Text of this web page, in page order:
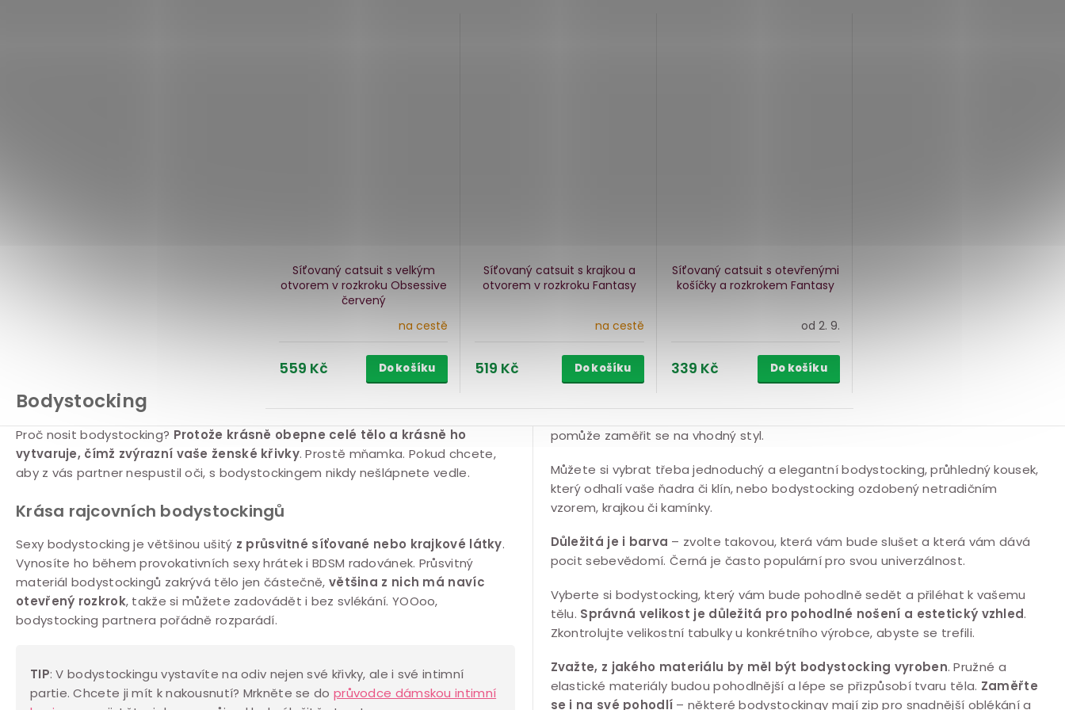
Síťovaný catsuit s velkým
otvorem v rozkroku Obsessive
červený
na cestě
559 Kč Do košíku
Síťovaný catsuit s krajkou a
otvorem v rozkroku Fantasy
na cestě
519 Kč Do košíku
Síťovaný catsuit s otevřenými
košíčky a rozkrokem Fantasy
od 2. 9.
339 Kč Do košíku
O
v
á
d
a
c
í
r
v
Bodystocking
Proč nosit bodystocking? Protože krásně obepne celé tělo a krásně ho
vytvaruje, čímž zvýrazní vaše ženské křivky. Prostě mňamka. Pokud chcete,
aby z vás partner nespustil oči, s bodystockingem nikdy nešlápnete vedle.
Krása rajcovních bodystockingů
Sexy bodystocking je většinou ušitý z průsvitné síťované nebo krajkové látky.
Vynosíte ho během provokativních sexy hrátek i BDSM radovánek. Průsvitný
materiál bodystockingů zakrývá tělo jen částečně, většina z nich má navíc
otevřený rozkrok, takže si můžete zadovádět i bez svlékání. YOOoo,
bodystocking partnera pořádně rozparádí.
TIP: V bodystockingu vystavíte na odiv nejen své křivky, ale i své intimní
partie. Chcete ji mít k nakousnutí? Mrkněte se do průvodce dámskou intimní
pomůže zaměřit se na vhodný styl.
Můžete si vybrat třeba jednoduchý a elegantní bodystocking, průhledný kousek,
který odhalí vaše ňadra či klín, nebo bodystocking ozdobený netradičním
vzorem, krajkou či kamínky.
Důležitá je i barva – zvolte takovou, která vám bude slušet a která vám dává
pocit sebevědomí. Černá je často populární pro svou univerzálnost.
Vyberte si bodystocking, který vám bude pohodlně sedět a přiléhat k vašemu
tělu. Správná velikost je důležitá pro pohodlné nošení a estetický vzhled.
Zkontrolujte velikostní tabulky u konkrétního výrobce, abyste se trefili.
Zvažte, z jakého materiálu by měl být bodystocking vyroben. Pružné a
elastické materiály budou pohodlnější a lépe se přizpůsobí tvaru těla. Zaměřte
se i na své pohodlí – některé bodystockingy mají zip pro snadnější oblékání a